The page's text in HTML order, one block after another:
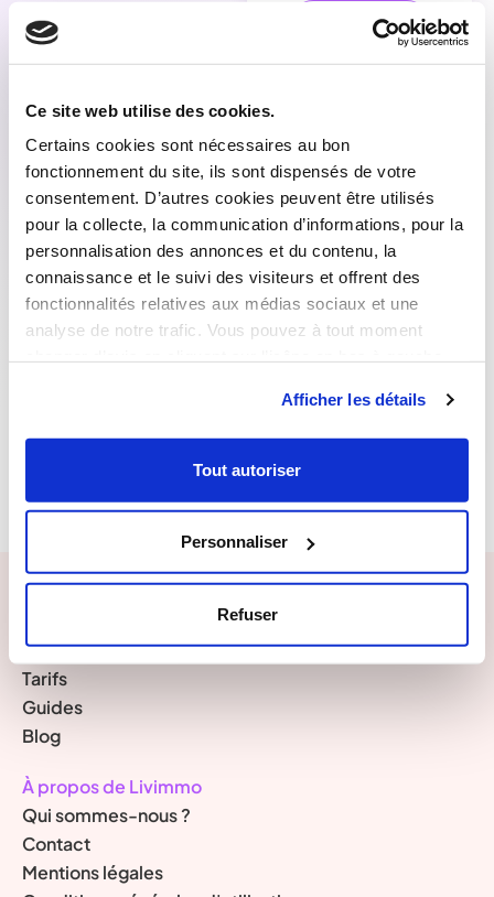
Ce site web utilise des cookies.
Certains cookies sont nécessaires au bon
fonctionnement du site, ils sont dispensés de votre
consentement. D’autres cookies peuvent être utilisés
pour la collecte, la communication d’informations, pour la
personnalisation des annonces et du contenu, la
connaissance et le suivi des visiteurs et offrent des
fonctionnalités relatives aux médias sociaux et une
analyse de notre trafic. Vous pouvez à tout moment
Afficher les détails
Tout autoriser
Personnaliser
Refuser
Lire la suite
Garantie Visale 2026 :
tout ce qui change
Lire la suite
Pour qui ?
Tarifs
Guides
Blog
À propos de Livimmo
Qui sommes-nous ?
Contact
Mentions légales